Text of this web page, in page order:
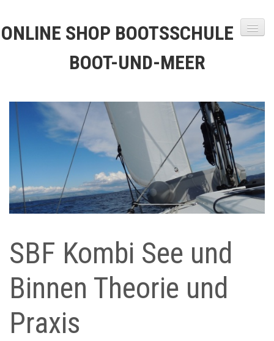
ONLINE SHOP BOOTSSCHULE
BOOT-UND-MEER
Startseite
Warenkorb
Versandkosten
Kontakt
SBF Kombi See und
Binnen Theorie und
Praxis